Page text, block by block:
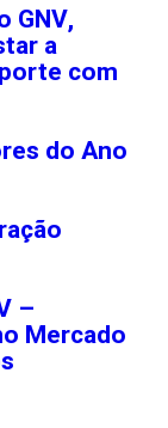
GNV,
a
com
do Ano
–
Mercado